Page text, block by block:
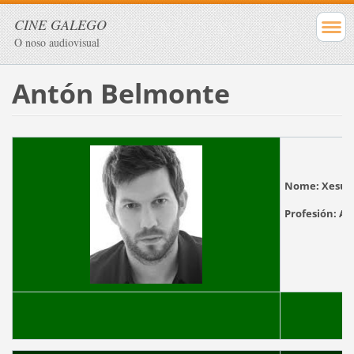
CINE GALEGO
O noso audiovisual
Antón Belmonte
Nome: Xesús
Profesión: